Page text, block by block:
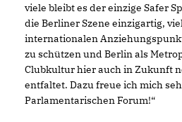
viele bleibt es der einzige Safer
die Berliner Szene einzigartig,
internationalen
zu schützen und Berlin als
Clubkultur hier auch in Zukunft
entfaltet. Dazu freue ich mich
Parlamentarischen Forum!“